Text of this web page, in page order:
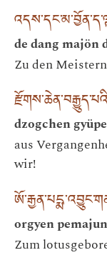
de dang majön
Zu den
dzogchen
aus
wir!
orgyen
Zum